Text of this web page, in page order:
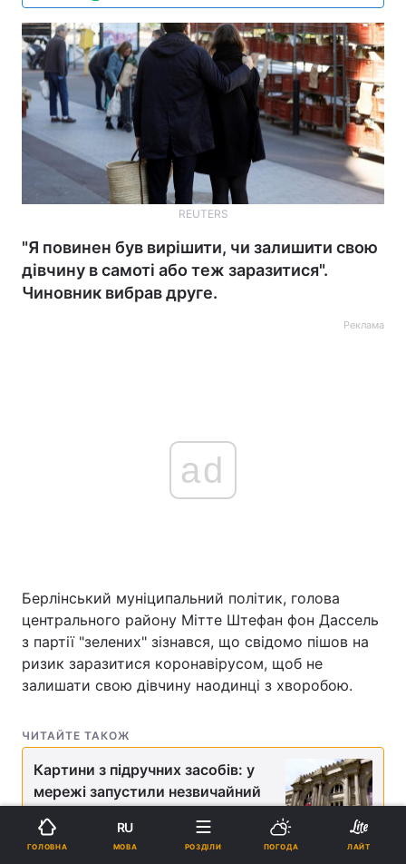
REUTERS
"Я повинен був вирішити, чи залишити свою
дівчину в самоті або теж заразитися".
Чиновник вибрав друге.
Реклама
ad
Берлінський муніципальний політик, голова
центрального району Мітте Штефан фон Дассель
з партії "зелених" зізнався, що свідомо пішов на
ризик заразитися коронавірусом, щоб не
залишати свою дівчину наодинці з хворобою.
ЧИТАЙТЕ ТАКОЖ
Картини з підручних засобів: у
мережі запустили незвичайний
флешмоб
ГОЛОВНА
RU
МОВА РОЗДІЛИ ПОГОДА ЛАЙТ